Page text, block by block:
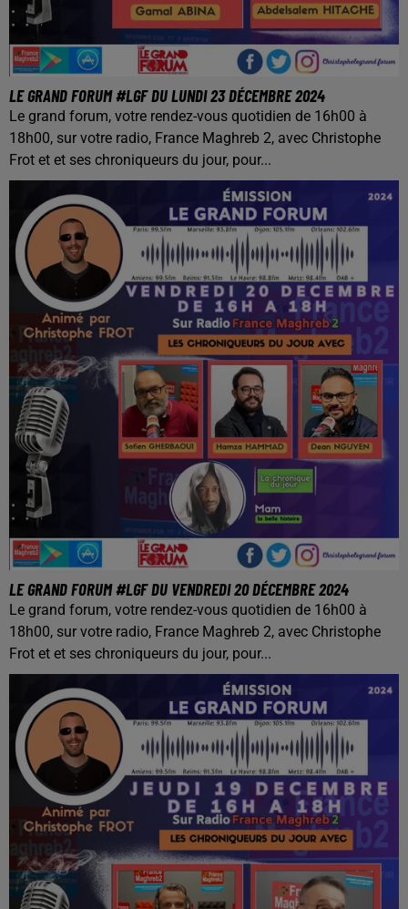
LE GRAND FORUM #LGF DU LUNDI 23 DÉCEMBRE 2024
Le grand forum, votre rendez-vous quotidien de 16h00 à
18h00, sur votre radio, France Maghreb 2, avec Christophe
Frot et et ses chroniqueurs du jour, pour...
LE GRAND FORUM #LGF DU VENDREDI 20 DÉCEMBRE 2024
Le grand forum, votre rendez-vous quotidien de 16h00 à
18h00, sur votre radio, France Maghreb 2, avec Christophe
Frot et et ses chroniqueurs du jour, pour...